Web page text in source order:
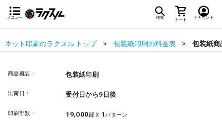
メニュー 検索 カート アカウント
ネット印刷のラクスル トップ 包装紙印刷の料金表 包装紙商
商品概要： 包装紙印刷
出荷日： 受付日から9日後
印刷部数： 19,000部 X 1パターン